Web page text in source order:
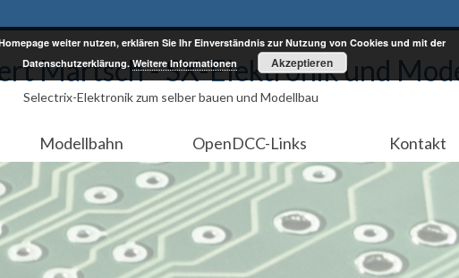
Martsch - SX-Elektronik und
Selectrix-Elektronik zum selber bauen und Modellbau
Modellbahn OpenDCC-Links Kontakt
weiter nutzen, erklären Sie Ihr Einverständnis zur Nutzung von Cookies und mit der
Datenschutzerklärung.Weitere Informationen Akzeptieren